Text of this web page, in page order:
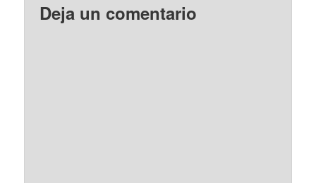
Deja un comentario